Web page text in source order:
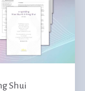
Shui